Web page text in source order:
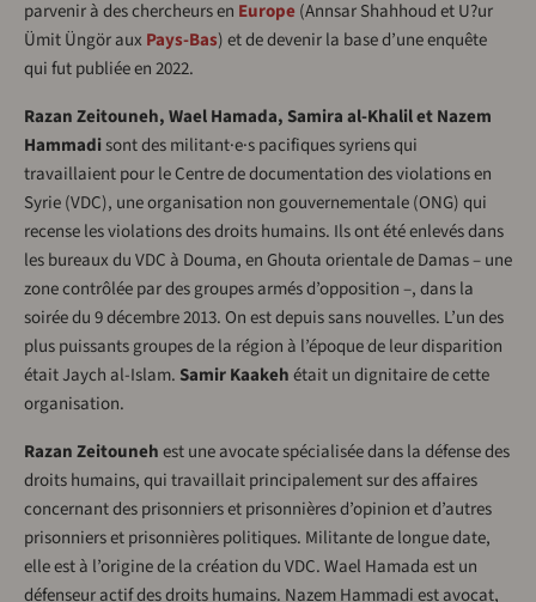
parvenir à des chercheurs en Europe (Annsar Shahhoud et U?ur
Ümit Üngör aux Pays-Bas) et de devenir la base d’une enquête
qui fut publiée en 2022.
Razan Zeitouneh, Wael Hamada, Samira al-Khalil et Nazem
Hammadisont des militant·e·s pacifiques syriens qui
travaillaient pour le Centre de documentation des violations en
Syrie (VDC), une organisation non gouvernementale (ONG) qui
recense les violations des droits humains. Ils ont été enlevés dans
les bureaux du VDC à Douma, en Ghouta orientale de Damas – une
zone contrôlée par des groupes armés d’opposition –, dans la
soirée du 9 décembre 2013. On est depuis sans nouvelles. L’un des
plus puissants groupes de la région à l’époque de leur disparition
était Jaych al-Islam.Samir Kaakehétait un dignitaire de cette
organisation.
Razan Zeitounehest une avocate spécialisée dans la défense des
droits humains, qui travaillait principalement sur des affaires
concernant des prisonniers et prisonnières d’opinion et d’autres
prisonniers et prisonnières politiques. Militante de longue date,
elle est à l’origine de la création du VDC. Wael Hamada est un
défenseur actif des droits humains. Nazem Hammadi est avocat,